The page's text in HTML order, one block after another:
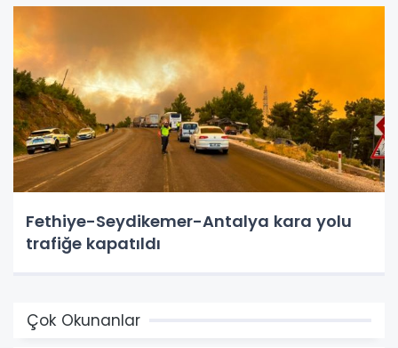
Fethiye-Seydikemer-Antalya kara yolu
trafiğe kapatıldı
Çok Okunanlar